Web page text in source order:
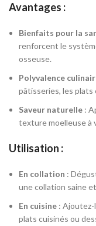
Avantages :
Bienfaits pour la
renforcent le
osseuse.
Polyvalence
pâtisseries, les plats
Saveur naturelle :
texture moelleuse à
Utilisation :
En collation :
une collation saine
En cuisine : Ajoutez-
plats cuisinés ou